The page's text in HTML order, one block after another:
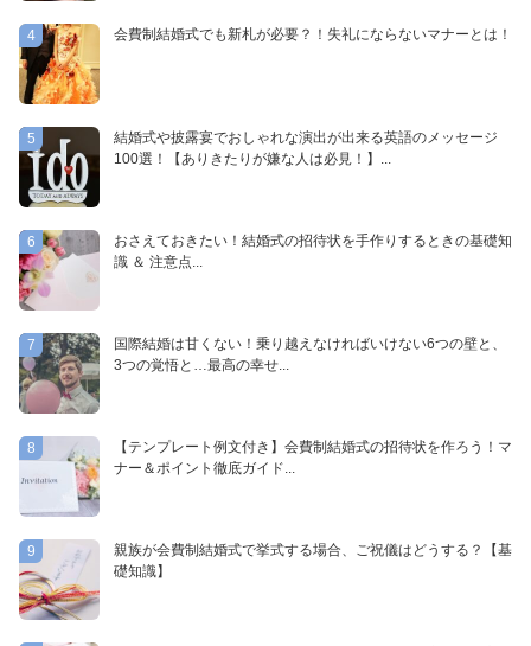
4 会費制結婚式でも新札が必要？！失礼にならないマナーとは！
5
結婚式や披露宴でおしゃれな演出が出来る英語のメッセージ
100選！【ありきたりが嫌な人は必見！】...
6
おさえておきたい！結婚式の招待状を手作りするときの基礎知
識 ＆ 注意点...
7
国際結婚は甘くない！乗り越えなければいけない6つの壁と、
3つの覚悟と…最高の幸せ...
8
【テンプレート例文付き】会費制結婚式の招待状を作ろう！マ
ナー＆ポイント徹底ガイド...
9
親族が会費制結婚式で挙式する場合、ご祝儀はどうする？【基
礎知識】